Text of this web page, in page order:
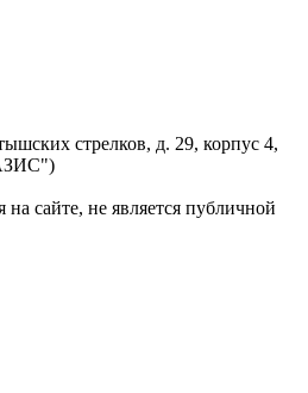
стрелков, д. 29, корпус 4,
сайте, не является публичной